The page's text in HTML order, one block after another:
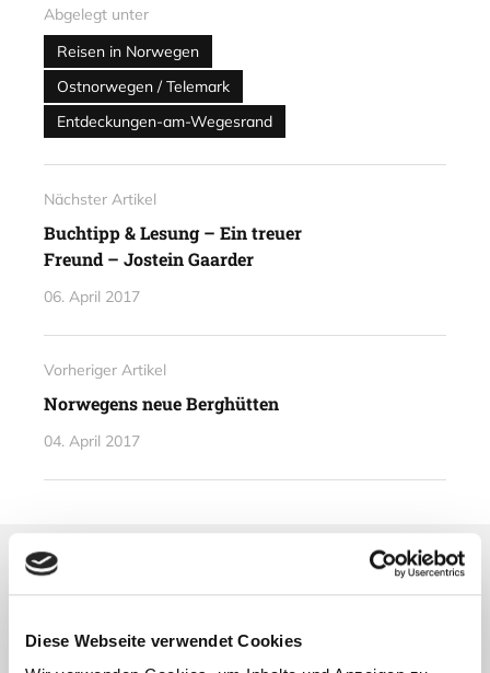
Diese Webseite verwendet Cookies
Abgelegt unter
Reisen in Norwegen
Ostnorwegen / Telemark
Entdeckungen-am-Wegesrand
Nächster Artikel
Buchtipp & Lesung – Ein treuer
Freund – Jostein Gaarder
06. April 2017
Vorheriger Artikel
Norwegens neue Berghütten
04. April 2017